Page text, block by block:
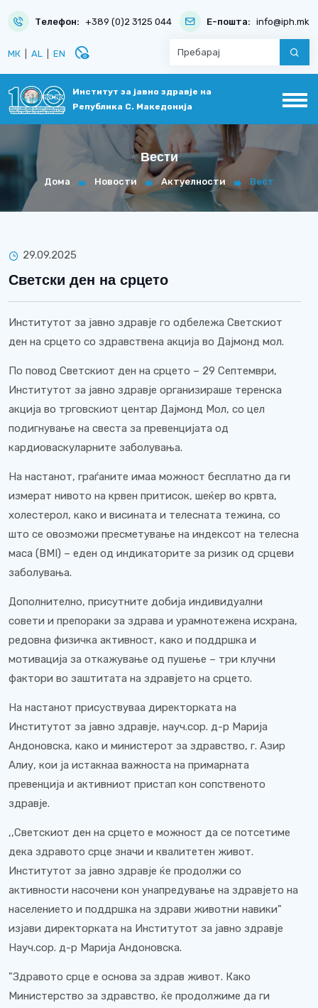
Телефон: +389 (0)2 3125 044 Е-пошта: info@iph.mk
МК AL EN disabled_visible
Институт за јавно здравје на
Република С. Македонија
Вести
Дома Новости Актуелности Вест
29.09.2025
Светски ден на срцето
Институтот за јавно здравје го одбележа Светскиот
ден на срцето со здравствена акција во Дајмонд мол.
По повод Светскиот ден на срцето – 29 Септември,
Институтот за јавно здравје организираше теренска
акција во трговскиот центар Дајмонд Мол, со цел
подигнување на свеста за превенцијата од
кардиоваскуларните заболувања.
На настанот, граѓаните имаа можност бесплатно да ги
измерaт нивото на крвен притисок, шеќер во крвта,
холестерол, како и висината и телесната тежина, со
што се овозможи пресметување на индексот на телесна
маса (BMI) – еден од индикаторите за ризик од срцеви
заболувања.
Дополнително, присутните добија индивидуални
совети и препораки за здрава и урамнотежена исхрана,
редовна физичка активност, како и поддршка и
мотивација за откажување од пушење – три клучни
фактори во заштитата на здравјето на срцето.
На настанот присуствуваа директорката на
Институтот за јавно здравје, науч.сор. д-р Марија
Андоновска, како и министерот за здравство, г. Азир
Алиу, кои ја истакнаа важноста на примарната
превенција и активниот пристап кон сопственото
здравје.
,,Светскиот ден на срцето е можност да се потсетиме
дека здравото срце значи и квалитетен живот.
Институтот за јавно здравје ќе продолжи со
активности насочени кон унапредување на здравјето на
населението и поддршка на здрави животни навики"
изјави директорката на Институтот за јавно здравје
Науч.сор. д-р Марија Андоновска.
"Здравото срце е основа за здрав живот. Како
Министерство за здравство, ќе продолжиме да ги